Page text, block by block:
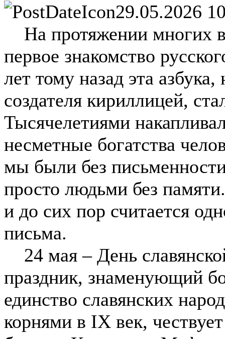
29.05.2026
На протяжении многих
первое знакомство
лет тому назад эта азбука,
создателя кириллицей,
Тысячелетиями
несметные богатства
мы были без
просто людьми без
и до сих пор считается
письма.
24 мая – День
праздник, знаменующий
единство славянских
корнями в IX век,